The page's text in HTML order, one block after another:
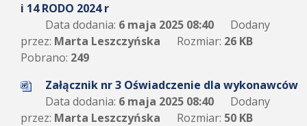
i 14 RODO 2024 r
Data dodania: 6 maja 2025 08:40
Dodany
przez: Marta Leszczyńska Rozmiar: 26 KB
Pobrano: 249
Załącznik nr 3 Oświadczenie dla wykonawców
Data dodania: 6 maja 2025 08:40
Dodany
przez: Marta Leszczyńska Rozmiar: 50 KB